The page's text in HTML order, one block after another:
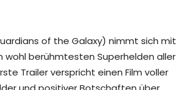
of the Galaxy) nimmt sich mit
wohl berühmtesten Superhelden aller
Trailer verspricht einen Film voller